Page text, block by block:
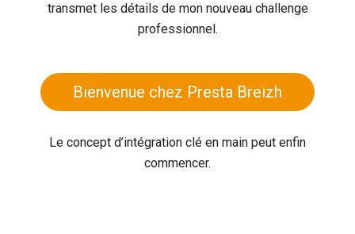
transmet les détails de mon nouveau challenge
professionnel.
Bienvenue chez Presta Breizh
Le concept d’intégration clé en main peut enfin
commencer.